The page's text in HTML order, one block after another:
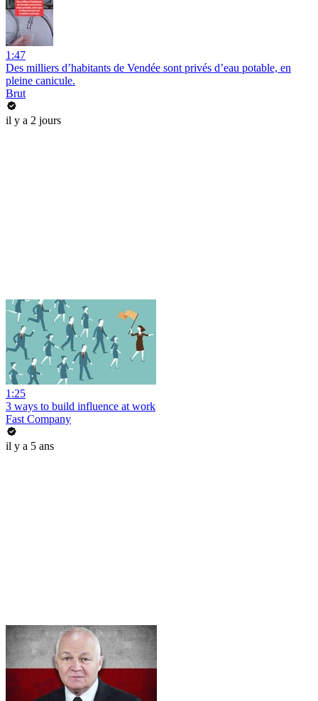
1:47
Des milliers d’habitants de Vendée sont privés d’eau potable, en
pleine canicule.
Brut
il y a 2 jours
1:25
3 ways to build influence at work
Fast Company
il y a 5 ans